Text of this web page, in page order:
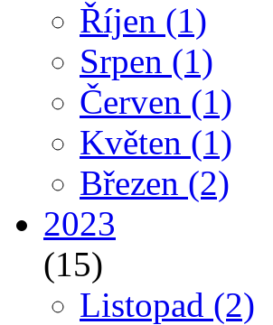
Říjen (1)
Srpen (1)
Červen (1)
Květen (1)
Březen (2)
2023
(15)
Listopad (2)